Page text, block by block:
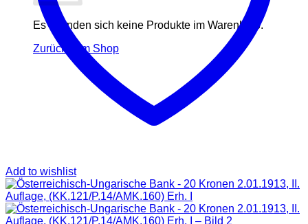
Es befinden sich keine Produkte im Warenkorb.
Zurück zum Shop
Add to wishlist